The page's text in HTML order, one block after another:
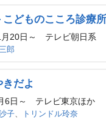
こどものこころ診療
20日～ テレビ朝日系
郎
だよ
6日～ テレビ東京ほか
子、 トリンドル玲奈